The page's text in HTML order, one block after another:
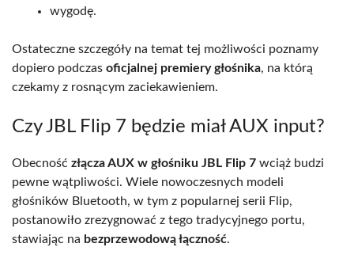
wygodę.
Ostateczne szczegóły na temat tej możliwości poznamy
dopiero podczas oficjalnej premiery głośnika, na którą
czekamy z rosnącym zaciekawieniem.
Czy JBL Flip 7 będzie miał AUX input?
Obecność złącza AUX w głośniku JBL Flip 7 wciąż budzi
pewne wątpliwości. Wiele nowoczesnych modeli
głośników Bluetooth, w tym z popularnej serii Flip,
postanowiło zrezygnować z tego tradycyjnego portu,
stawiając na bezprzewodową łączność.